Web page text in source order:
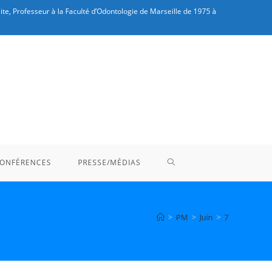
Professeur à la Faculté d’Odontologie de Marseille de 1975 à
PRESSE/MÉDIAS TOGGLE
> PM > Juin > 7